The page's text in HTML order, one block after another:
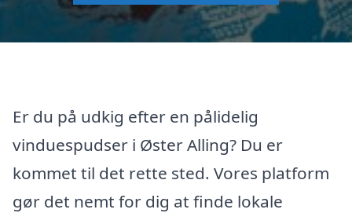
Er du på udkig efter en pålidelig
vinduespudser i Øster Alling? Du er
kommet til det rette sted. Vores platform
gør det nemt for dig at finde lokale